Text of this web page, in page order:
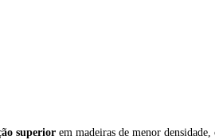
superior em madeiras de menor